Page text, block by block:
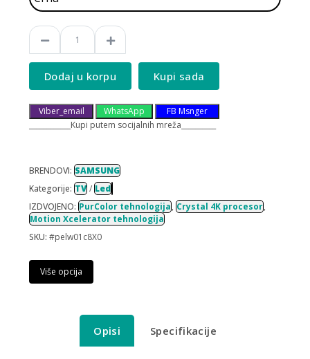
Dodaj u korpu Kupi sada
Viber_email WhatsApp
FB Msnger
____________Kupi putem socijalnih mreža__________
BRENDOVI: SAMSUNG
Kategorije: TV / Led
IZDVOJENO: PurColor tehnologija, Crystal 4K procesor,
Motion Xcelerator tehnologija
SKU: #pelw01c8X0
Više opcija
Opisi Specifikacije